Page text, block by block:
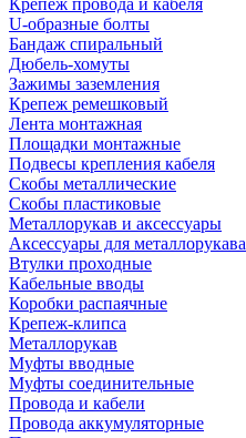
Крепеж провода и кабеля
U-образные болты
Бандаж спиральный
Дюбель-хомуты
Зажимы заземления
Крепеж ремешковый
Лента монтажная
Площадки монтажные
Подвесы крепления кабеля
Скобы металлические
Скобы пластиковые
Металлорукав и аксессуары
Аксессуары для металлорукава
Втулки проходные
Кабельные вводы
Коробки распаячные
Крепеж-клипса
Металлорукав
Муфты вводные
Муфты соединительные
Провода и кабели
Провода аккумуляторные